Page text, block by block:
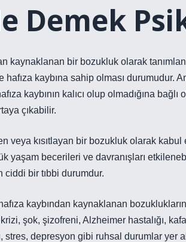
Demek
kaynaklanan bir bozukluk olarak
kaybına sahip olması durumudur.
kaybının kalıcı olup olmadığına
çıkabilir.
veya kısıtlayan bir bozukluk olarak
yaşam becerileri ve davranışları
bir tıbbi durumdur.
kaybından kaynaklanan
şok, şizofreni, Alzheimer hastalığı,
stres, depresyon gibi ruhsal durumlar yer